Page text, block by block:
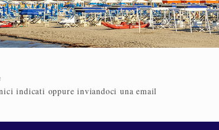
indicati oppure inviandoci una email